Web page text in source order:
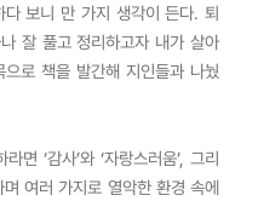
보니 만 가지 생각이 든다. 퇴
잘 풀고 정리하고자 내가 살아
으로 책을 발간해 지인들과 나눴
면 ‘감사’와 ‘자랑스러움’, 그리
며 여러 가지로 열악한 환경 속에